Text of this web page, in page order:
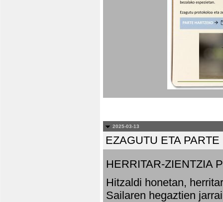
2025-03-13
EZAGUTU ETA
HERRITAR-ZIENTZIA
Hitzaldi honetan,
Sailaren hegaztien